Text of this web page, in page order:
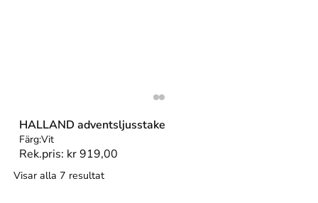
HALLAND adventsljusstake
Färg:Vit
Rek.pris: kr919,00
Visar alla 7 resultat